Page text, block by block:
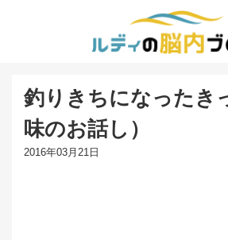
釣りきちになったき
味のお話し）
2016年03月21日